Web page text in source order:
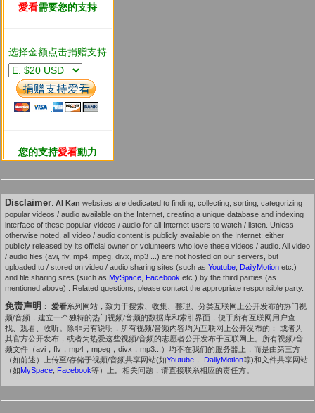
愛看需要您的支持
选择金额点击捐赠支持
您的支持愛看動力
Disclaimer: AI Kan websites are dedicated to finding, collecting, sorting, categorizing
popular videos / audio available on the Internet, creating a unique database and indexing
interface of these popular videos / audio for all Internet users to watch / listen. Unless
otherwise noted, all video / audio content is publicly available on the Internet: either
publicly released by its official owner or volunteers who love these videos / audio. All video
/ audio files (avi, flv, mp4, mpeg, divx, mp3 ...) are not hosted on our servers, but
uploaded to / stored on video / audio sharing sites (such as Youtube DailyMotion etc.)
and file sharing sites (such as MySpace Facebook etc.) by the third parties (as
mentioned above) . Related questions, please contact the appropriate responsible party.
免责声明 ： 爱看系列网站，致力于搜索、收集、整理、分类互联网上公开发布的热门视
频/音频，建立一个独特的热门视频/音频的数据库和索引界面，便于所有互联网用户查
找、观看、收听。除非另有说明，所有视频/音频内容均为互联网上公开发布的： 或者为
其官方公开发布，或者为热爱这些视频/音频的志愿者公开发布于互联网上。所有视频/音
频文件（avi，flv，mp4，mpeg，divx，mp3...）均不在我们的服务器上，而是由第三方
（如前述）上传至/存储于视频/音频共享网站(如Youtube ， DailyMotion等)和文件共享网站
（如MySpace Facebook等）上。相关问题，请直接联系相应的责任方。